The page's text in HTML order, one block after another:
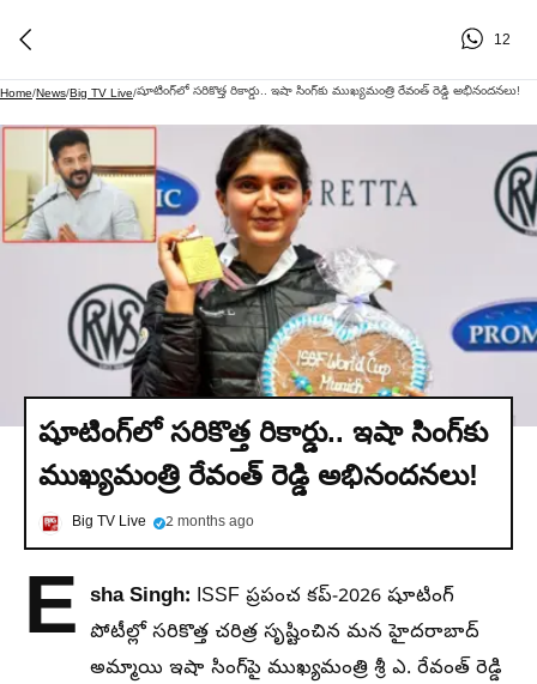
12
Home/News/Big TV Live/షూటింగ్‌లో సరికొత్త రికార్డు.. ఇషా సింగ్‌కు ముఖ్యమంత్రి రేవంత్ రెడ్డి అభినందనలు!
షూటింగ్‌లో సరికొత్త రికార్డు.. ఇషా సింగ్‌కు
ముఖ్యమంత్రి రేవంత్ రెడ్డి అభినందనలు!
Big TV Live 2 months ago
E sha Singh: ISSF ప్రపంచ కప్-2026 షూటింగ్
పోటీల్లో సరికొత్త చరిత్ర సృష్టించిన మన హైదరాబాద్
అమ్మాయి ఇషా సింగ్‌పై ముఖ్యమంత్రి శ్రీ ఎ. రేవంత్ రెడ్డి